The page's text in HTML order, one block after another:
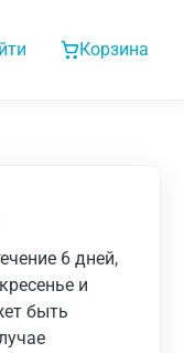
Корзина
6 дней,
и
быть